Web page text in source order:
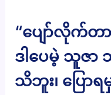
“ပျော်လိုက်တ
ဒါပေမဲ့ သူဇ
သိဘူး၊ ပြော